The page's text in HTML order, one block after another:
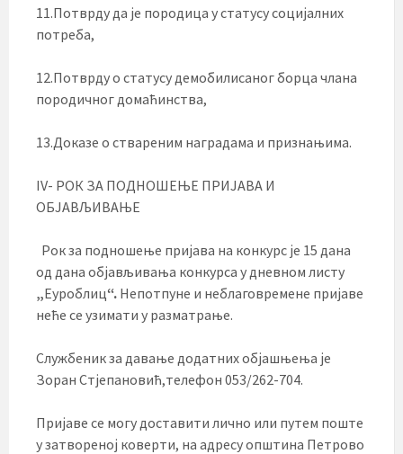
11.Потврду да је породица у статусу социјалних
потреба,
12.Потврду о статусу демобилисаног борца члана
породичног домаћинства,
13.Доказе о ствареним наградама и признањима.
IV- РОК ЗА ПОДНОШЕЊЕ ПРИЈАВА И
ОБЈАВЉИВАЊЕ
Рок за подношење пријава на конкурс је 15 дана
од дана објављивања конкурса у дневном листу
„Еуроблиц“. Непотпуне и неблаговремене пријаве
неће се узимати у разматрање.
Службеник за давање додатних објашњења је
Зоран Стјепановић,телефон 053/262-704.
Пријаве се могу доставити лично или путем поште
у затвореној коверти, на адресу општина Петрово